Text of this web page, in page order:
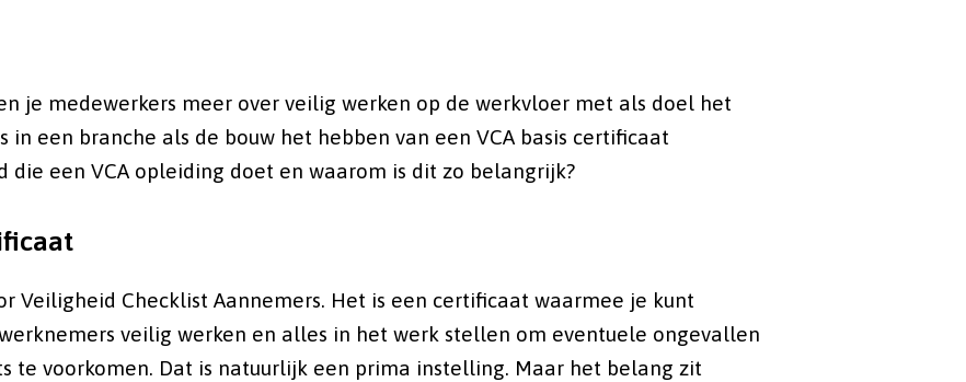
je medewerkers meer over veilig werken op de werkvloer met als doel het
in een branche als de bouw het hebben van een VCA basis certificaat
die een VCA opleiding doet en waarom is dit zo belangrijk?
Veiligheid Checklist Aannemers. Het is een certificaat waarmee je kunt
veilig werken en alles in het werk stellen om eventuele ongevallen
te voorkomen. Dat is natuurlijk een prima instelling. Maar het belang zit